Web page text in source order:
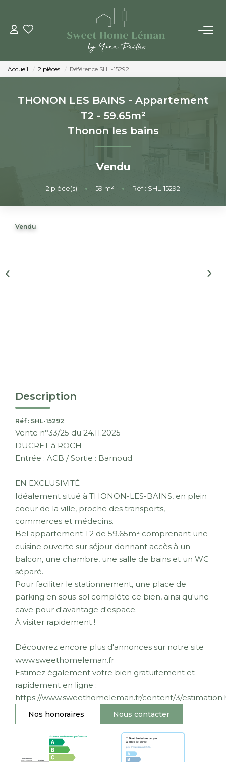
ACHETER
PROGRAMMES NEUFS
ESTIMER EN LIGNE
LES AGENCES
Accueil 2 pièces Référence SHL-15292
THONON LES BAINS - Appartement
T2 - 59.65m²
Thonon les bains
Vendu
2 pièce(s) • 59 m² • Réf : SHL-15292
Vendu
Description
Réf : SHL-15292
Vente n°33/25 du 24.11.2025
DUCRET à ROCH
Entrée : ACB / Sortie : Barnoud
EN EXCLUSIVITÉ
Idéalement situé à THONON-LES-BAINS, en plein
coeur de la ville, proche des transports,
commerces et médecins.
Bel appartement T2 de 59.65m² comprenant une
cuisine ouverte sur séjour donnant accès à un
balcon, une chambre, une salle de bains et un WC
séparé.
Pour faciliter le stationnement, une place de
parking en sous-sol complète ce bien, ainsi qu'une
cave pour d'avantage d'espace.
À visiter rapidement !
Découvrez encore plus d'annonces sur notre site
www.sweethomeleman.fr
Estimez également votre bien gratuitement et
rapidement en ligne :
https://www.sweethomeleman.fr/content/3/
Nos honoraires Nous contacter